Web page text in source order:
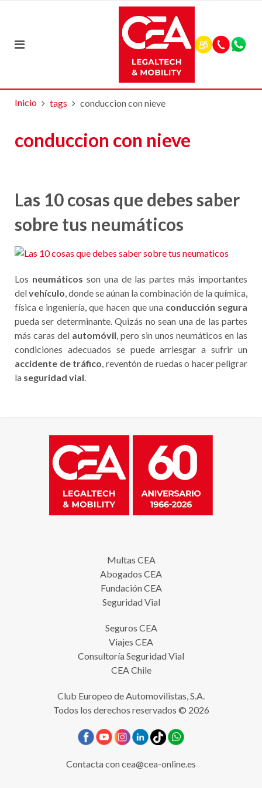
Inicio tags conduccion con nieve
conduccion con nieve
Las 10 cosas que debes saber
sobre tus neumáticos
Los neumáticos son una de las partes más importantes
delvehículo, donde se aúnan la combinación de la química,
física e ingeniería, que hacen que una conducción segura
pueda ser determinante. Quizás no sean una de las partes
más caras del automóvil, pero sin unos neumáticos en las
condiciones adecuados se puede arriesgar a sufrir un
accidente de tráfico, reventón de ruedas o hacer peligrar
la seguridad vial.
Multas CEA
Abogados CEA
Fundación CEA
Seguridad Vial
Seguros CEA
Viajes CEA
Consultoría Seguridad Vial
CEA Chile
Club Europeo de Automovilistas, S.A.
Todos los derechos reservados © 2026
Contacta concea@cea-online.es